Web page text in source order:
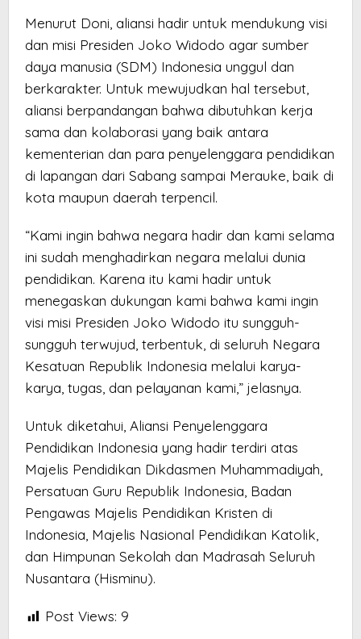
Menurut Doni, aliansi hadir untuk mendukung visi
dan misi Presiden Joko Widodo agar sumber
daya manusia (SDM) Indonesia unggul dan
berkarakter. Untuk mewujudkan hal tersebut,
aliansi berpandangan bahwa dibutuhkan kerja
sama dan kolaborasi yang baik antara
kementerian dan para penyelenggara pendidikan
di lapangan dari Sabang sampai Merauke, baik di
kota maupun daerah terpencil.
“Kami ingin bahwa negara hadir dan kami selama
ini sudah menghadirkan negara melalui dunia
pendidikan. Karena itu kami hadir untuk
menegaskan dukungan kami bahwa kami ingin
visi misi Presiden Joko Widodo itu sungguh-
sungguh terwujud, terbentuk, di seluruh Negara
Kesatuan Republik Indonesia melalui karya-
karya, tugas, dan pelayanan kami,” jelasnya.
Untuk diketahui, Aliansi Penyelenggara
Pendidikan Indonesia yang hadir terdiri atas
Majelis Pendidikan Dikdasmen Muhammadiyah,
Persatuan Guru Republik Indonesia, Badan
Pengawas Majelis Pendidikan Kristen di
Indonesia, Majelis Nasional Pendidikan Katolik,
dan Himpunan Sekolah dan Madrasah Seluruh
Nusantara (Hisminu).
Post Views: 9